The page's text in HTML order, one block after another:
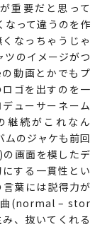
重要だと思って
なって違うのを作
なっちゃうじゃ
のイメージがつ
動画とかでもプ
ゴを出すのを一
ューサーネーム
継続がこれなん
のジャケも前回
画面を模したデ
する一貫性とい
葉には説得力が
曲(normal – stor
、抜いてくれる